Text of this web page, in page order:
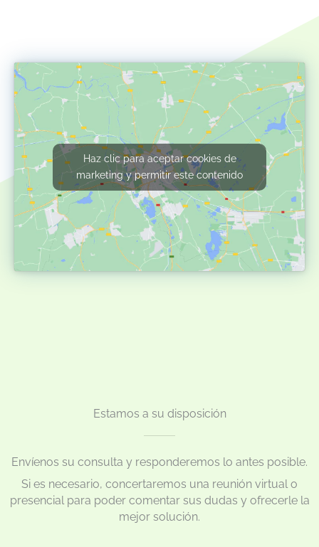
Haz clic para aceptar cookies de
marketing y permitir este contenido
Estamos a su disposición
Envíenos su consulta y responderemos lo antes posible.
Si es necesario, concertaremos una reunión virtual o
presencial para poder comentar sus dudas y ofrecerle la
mejor solución.